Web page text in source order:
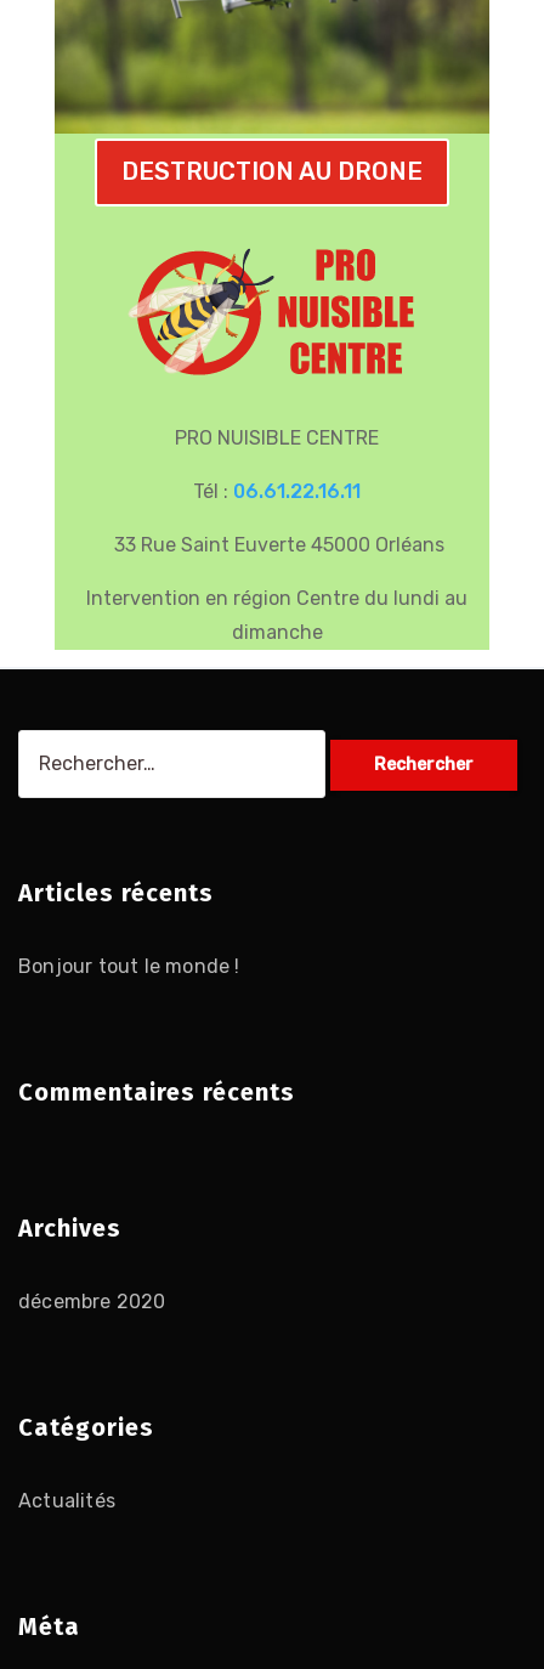
DESTRUCTION AU DRONE
PRO NUISIBLE CENTRE
Tél : 06.61.22.16.11
33 Rue Saint Euverte 45000 Orléans
Intervention en région Centre du lundi au
dimanche
Articles récents
Bonjour tout le monde !
Commentaires récents
Archives
décembre 2020
Catégories
Actualités
Méta